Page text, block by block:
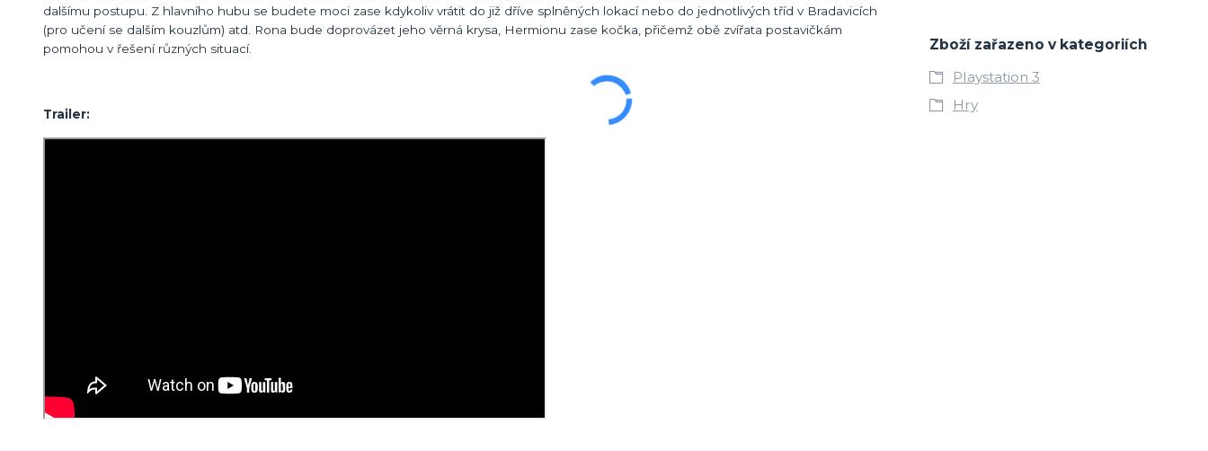
dalšímu postupu. Z hlavního hubu se budete moci zase kdykoliv vrátit do již dříve splněných lokací nebo do jednotlivých tříd v Bradavicích
(pro učení se dalším kouzlům) atd. Rona bude doprovázet jeho věrná krysa, Hermionu zase kočka, přičemž obě zvířata postavičkám
pomohou v řešení různých situací.
Trailer:
Zboží zařazeno v kategoriích
Playstation 3
Hry